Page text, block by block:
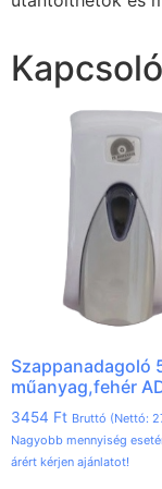
Szappanadagoló
műanyag,fehér
3454 Ft Bruttó (Nettó:
Nagyobb mennyiség
árért kérjen ajánlatot!